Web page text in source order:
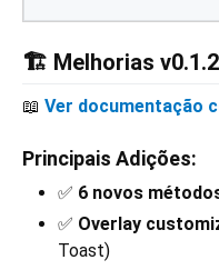
🏗️ Melhorias v0.1.2
📖 Ver documentação
Principais Adições:
✅ 6 novos
✅ Overlay
Toast)